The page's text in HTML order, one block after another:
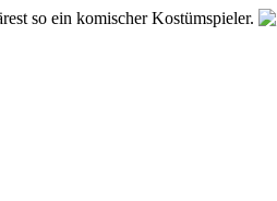
so ein komischer Kostümspieler.